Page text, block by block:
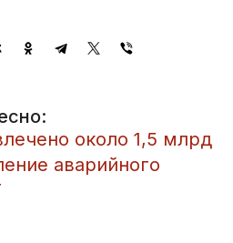
около 1,5 млрд
аварийного